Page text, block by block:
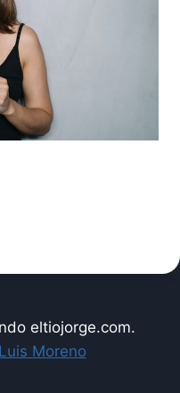
eltiojorge.com.
Luis Moreno